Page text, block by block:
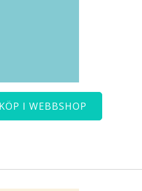
KÖP I WEBBSHOP